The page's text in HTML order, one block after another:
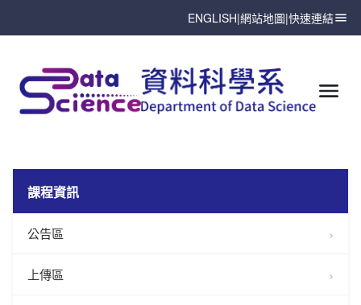
ENGLISH|網站地圖|快速連結
課程資訊
公告區
上傳區